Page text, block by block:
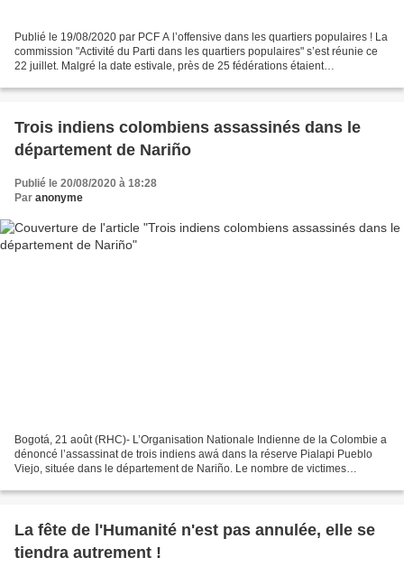
Publié le 19/08/2020 par PCF A l’offensive dans les quartiers populaires ! La
commission "Activité du Parti dans les quartiers populaires" s’est réunie ce
22 juillet. Malgré la date estivale, près de 25 fédérations étaient
Trois indiens colombiens assassinés dans le
département de Nariño
Publié le 20/08/2020 à 18:28
Par anonyme
Bogotá, 21 août (RHC)- L’Organisation Nationale Indienne de la Colombie a
dénoncé l’assassinat de trois indiens awá dans la réserve Pialapi Pueblo
Viejo, située dans le département de Nariño. Le nombre de victimes
La fête de l'Humanité n'est pas annulée, elle se
tiendra autrement !